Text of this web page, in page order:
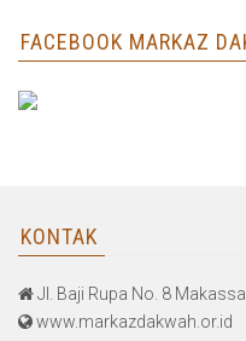
FACEBOOK MARKAZ
KONTAK
Jl. Baji Rupa No. 8
www.markazdakwah.or.id